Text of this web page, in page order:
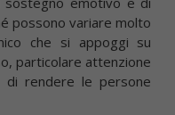
possono variare molto
che si appoggi su
particolare attenzione
di rendere le persone